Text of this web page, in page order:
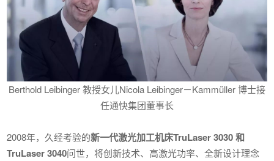
Berthold Leibinger 教授女儿Nicola Leibinger－Kammüller 博士接
任通快集团董事长
2008年，久经考验的新一代激光加工机床TruLaser 3030 和
TruLaser 3040问世，将创新技术、高激光功率、全新设计理念